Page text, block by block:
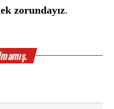
zorundayız.